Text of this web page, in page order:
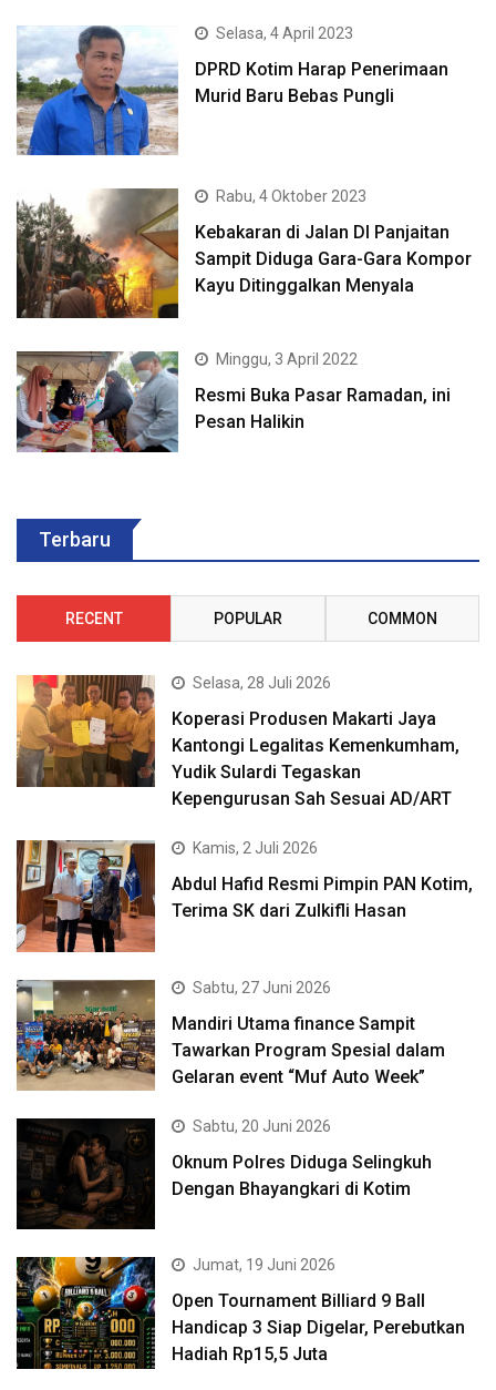
Selasa, 4 April 2023
DPRD Kotim Harap Penerimaan
Murid Baru Bebas Pungli
Rabu, 4 Oktober 2023
Kebakaran di Jalan DI Panjaitan
Sampit Diduga Gara-Gara Kompor
Kayu Ditinggalkan Menyala
Minggu, 3 April 2022
Resmi Buka Pasar Ramadan, ini
Pesan Halikin
Terbaru
RECENT POPULAR COMMON
Selasa, 28 Juli 2026
Koperasi Produsen Makarti Jaya
Kantongi Legalitas Kemenkumham,
Yudik Sulardi Tegaskan
Kepengurusan Sah Sesuai AD/ART
Kamis, 2 Juli 2026
Abdul Hafid Resmi Pimpin PAN Kotim,
Terima SK dari Zulkifli Hasan
Sabtu, 27 Juni 2026
Mandiri Utama finance Sampit
Tawarkan Program Spesial dalam
Gelaran event “Muf Auto Week”
Sabtu, 20 Juni 2026
Oknum Polres Diduga Selingkuh
Dengan Bhayangkari di Kotim
Jumat, 19 Juni 2026
Open Tournament Billiard 9 Ball
Handicap 3 Siap Digelar, Perebutkan
Hadiah Rp15,5 Juta